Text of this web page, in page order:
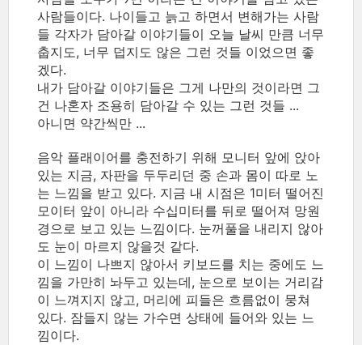
사람들이다. 나이들고 늙고 하면서 변해가는 사람
들 각자가 담아갈 이야기들이 오늘 날씨 만큼 너무
춥지도, 너무 덥지도 않은 그런 것들 이었으면 좋
겠다.
내가 담아갈 이야기들은 그게 나만의 것이라면 그
건 나혼자 조용히 담아갈 수 있는 그런 것들 ...
아니면 약간씩만 ...
음악 플래이어를 충전하기 위해 모니터 앞에 앉아
있는 지금, 자판을 두두리던 중 손과 몸이 따로 노
는 느낌을 받고 있다. 지금 내 시점은 1미터 떨어진
모이터 앞이 아니라 수십미터를 뒤로 떨어져 망원
경으로 보고 있는 느낌이다. 눈꺼풀을 내리지 않아
도 눈이 마르지 않을것 같다.
이 느낌이 나쁘지 않아서 키보드를 치는 중에도 느
낌을 가만히 놔두고 있는데, 눈으로 보이는 거리감
이 느껴지지 않고, 머리에 피들은 흐름없이 뭉쳐
있다. 잠들지 않는 가수면 상태에 들어와 있는 느
낌이다.